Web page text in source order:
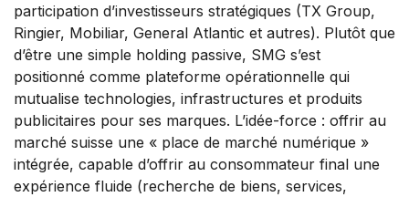
participation d’investisseurs stratégiques (TX Group,
Ringier, Mobiliar, General Atlantic et autres). Plutôt que
d’être une simple holding passive, SMG s’est
positionné comme plateforme opérationnelle qui
mutualise technologies, infrastructures et produits
publicitaires pour ses marques. L’idée-force : offrir au
marché suisse une « place de marché numérique »
intégrée, capable d’offrir au consommateur final une
expérience fluide (recherche de biens, services,